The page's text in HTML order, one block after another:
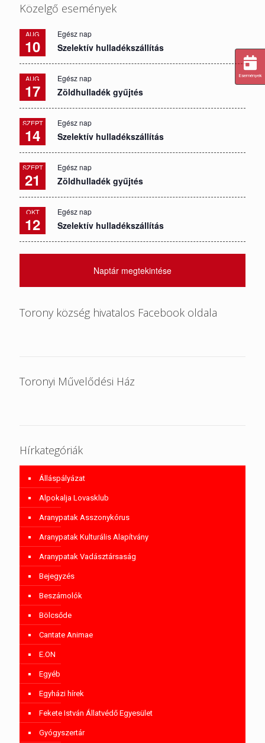
Közelgő események
AUG
10
Egész nap
Szelektív hulladékszállítás
AUG
17
Egész nap
Zöldhulladék gyűjtés
SZEPT
14
Egész nap
Szelektív hulladékszállítás
SZEPT
21
Egész nap
Zöldhulladék gyűjtés
OKT
12
Egész nap
Szelektív hulladékszállítás
Naptár megtekintése
Torony község hivatalos Facebook oldala
Toronyi Művelődési Ház
Hírkategóriák
Álláspályázat
Alpokalja Lovasklub
Aranypatak Asszonykórus
Aranypatak Kulturális Alapítvány
Aranypatak Vadásztársaság
Bejegyzés
Beszámolók
Bölcsőde
Cantate Animae
E.ON
Egyéb
Egyházi hírek
Fekete István Állatvédő Egyesület
Gyógyszertár
Események